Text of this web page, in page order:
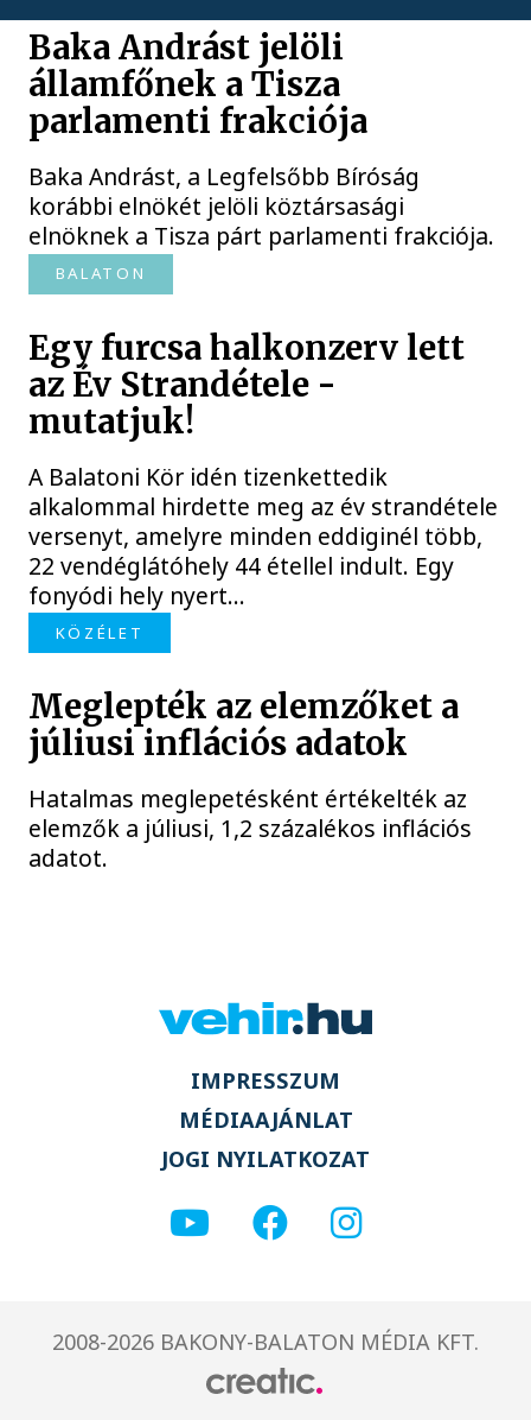
Baka Andrást jelöli
államfőnek a Tisza
parlamenti frakciója
Baka Andrást, a Legfelsőbb Bíróság
korábbi elnökét jelöli köztársasági
elnöknek a Tisza párt parlamenti frakciója.
BALATON
Egy furcsa halkonzerv lett
az Év Strandétele -
mutatjuk!
A Balatoni Kör idén tizenkettedik
alkalommal hirdette meg az év strandétele
versenyt, amelyre minden eddiginél több,
22 vendéglátóhely 44 étellel indult. Egy
fonyódi hely nyert...
KÖZÉLET
Meglepték az elemzőket a
júliusi inflációs adatok
Hatalmas meglepetésként értékelték az
elemzők a júliusi, 1,2 százalékos inflációs
adatot.
IMPRESSZUM
MÉDIAAJÁNLAT
JOGI NYILATKOZAT
2008-2026 BAKONY-BALATON MÉDIA KFT.